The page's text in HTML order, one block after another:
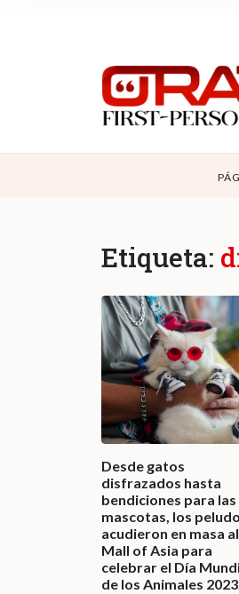
SUPPORT
CONTÁCTANOS
Etiqueta:
Desde gatos
disfrazados hasta
bendiciones para las
mascotas, los
acudieron en masa al
Mall of Asia para
celebrar el Día
de los Animales